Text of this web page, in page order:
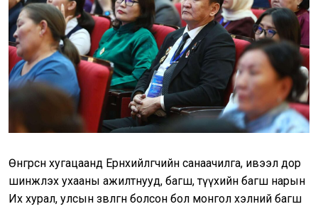
Өнгөрсөн хугацаанд Ерөнхийлөгчийн санаачилга, ивээл дор
шинжлэх ухааны ажилтнууд, багш, түүхийн багш нарын
Их хурал, улсын зөвлөгөөн болсон бол монгол хэлний багш